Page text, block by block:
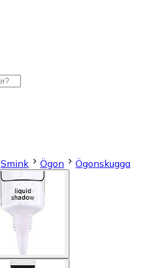
Smink Ögon Ögonskugga